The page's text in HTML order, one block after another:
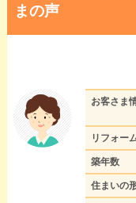
まの声
お客さま
リフォー
築年数
住まいの